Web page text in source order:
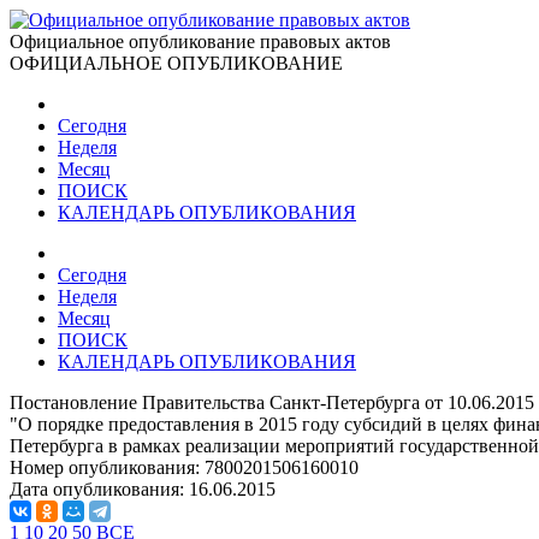
Официальное опубликование правовых актов
ОФИЦИАЛЬНОЕ ОПУБЛИКОВАНИЕ
Сегодня
Неделя
Месяц
ПОИСК
КАЛЕНДАРЬ ОПУБЛИКОВАНИЯ
Сегодня
Неделя
Месяц
ПОИСК
КАЛЕНДАРЬ ОПУБЛИКОВАНИЯ
Постановление Правительства Санкт-Петербурга от
"О порядке предоставления в 2015 году субсидий в целях
Петербурга в рамках реализации мероприятий
Номер опубликования: 7800201506160010
Дата опубликования: 16.06.2015
1 10 20 50 ВСЕ